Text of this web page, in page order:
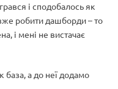
і сподобалось як
робити дашборди – то
і мені не вистачає
а до неї додамо